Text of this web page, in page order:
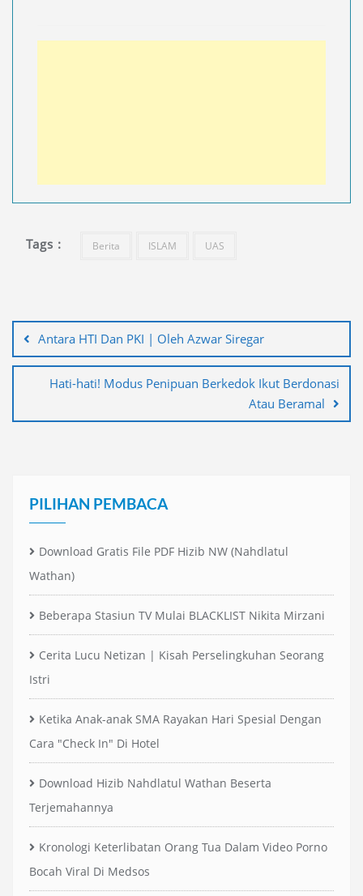
Tags : Berita ISLAM UAS
posAntara HTI Dan PKI | Oleh Azwar Siregar
Hati-hati! Modus Penipuan Berkedok Ikut Berdonasi
Atau Beramal
PILIHAN PEMBACA
Download Gratis File PDF Hizib NW (Nahdlatul
Wathan)
Beberapa Stasiun TV Mulai BLACKLIST Nikita Mirzani
Cerita Lucu Netizan | Kisah Perselingkuhan Seorang
Istri
Ketika Anak-anak SMA Rayakan Hari Spesial Dengan
Cara "Check In" Di Hotel
Download Hizib Nahdlatul Wathan Beserta
Terjemahannya
Kronologi Keterlibatan Orang Tua Dalam Video Porno
Bocah Viral Di Medsos